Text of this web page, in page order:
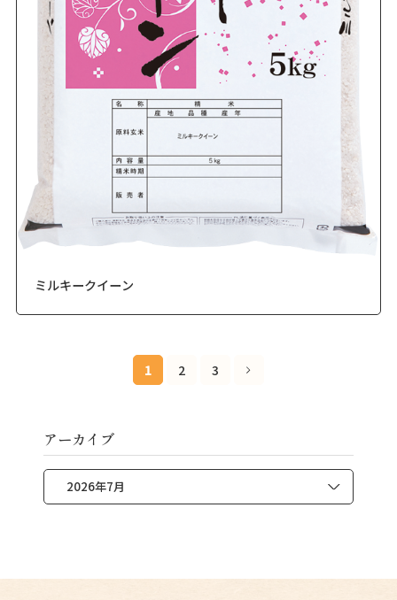
ミルキークイーン
1 2 3
アーカイブ